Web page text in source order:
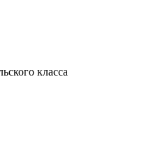
класса